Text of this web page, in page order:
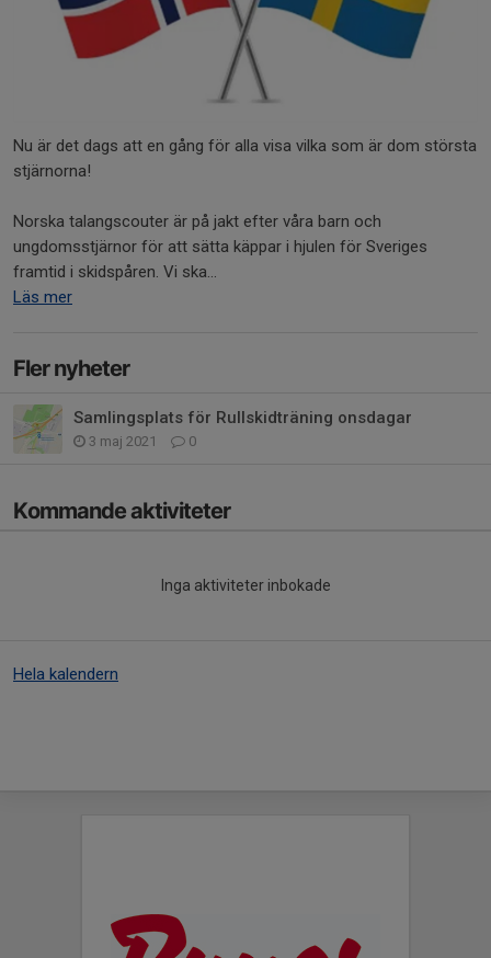
Nu är det dags att en gång för alla visa vilka som är dom största
stjärnorna!
Norska talangscouter är på jakt efter våra barn och
ungdomsstjärnor för att sätta käppar i hjulen för Sveriges
framtid i skidspåren. Vi ska...
Läs mer
Fler nyheter
Samlingsplats för Rullskidträning onsdagar
3 maj 2021 0
Kommande aktiviteter
Inga aktiviteter inbokade
Hela kalendern